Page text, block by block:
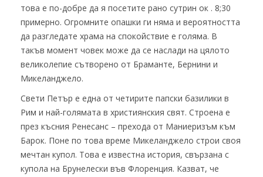
това е по-добре да я посетите рано сутрин ок . 8;30
примерно. Огромните опашки ги няма и вероятността
да разгледате храма на спокойствие е голяма. В
такъв момент човек може да се наслади на цялото
великолепие сътворено от Браманте, Бернини и
Микеланджело.
Свети Петър е една от четирите папски базилики в
Рим и най-голямата в християнския свят. Строена е
през късния Ренесанс – прехода от Маниеризъм към
Барок. Поне по това време Микеланджело строи своя
мечтан купол. Това е известна история, свързана с
купола на Брунелески във Флоренция. Казват, че